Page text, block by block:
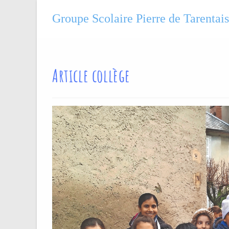
Groupe Scolaire Pierre de
Article collège